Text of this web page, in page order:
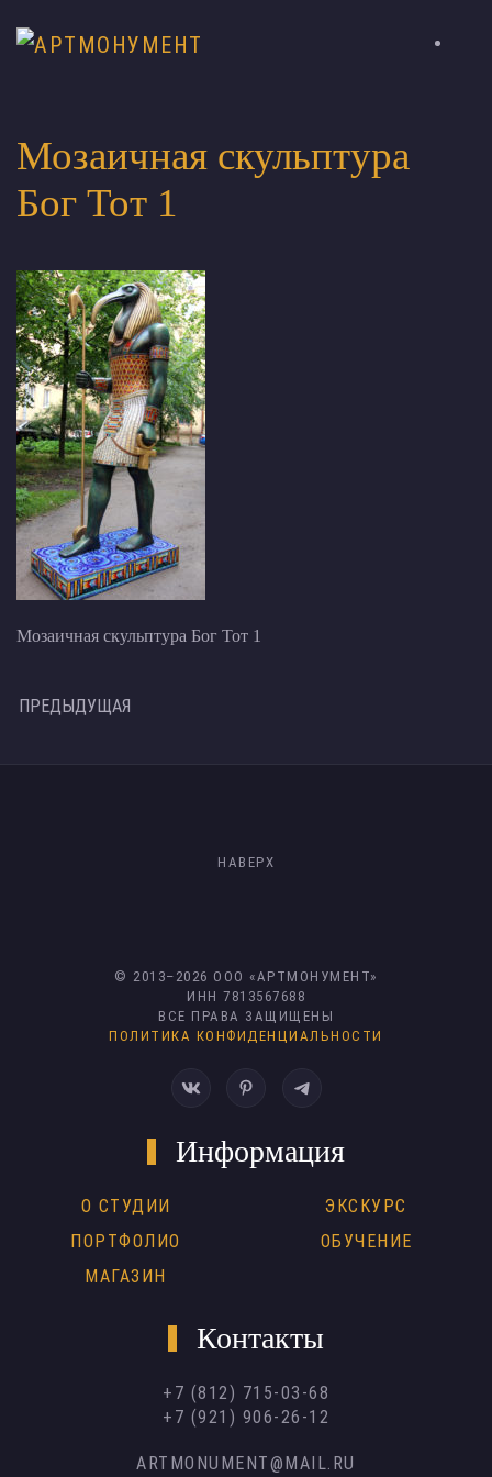
Мозаичная скульптура
Бог Тот 1
Мозаичная скульптура Бог Тот 1
ПРЕДЫДУЩАЯ
НАВЕРХ
© 2013– 2026 ООО «АРТМОНУМЕНТ»
ИНН 7813567688
ВСЕ ПРАВА ЗАЩИЩЕНЫ
ПОЛИТИКА КОНФИДЕНЦИАЛЬНОСТИ
Информация
О СТУДИИ
ПОРТФОЛИО
МАГАЗИН
ЭКСКУРС
ОБУЧЕНИЕ
Контакты
+7 (812) 715-03-68
+7 (921) 906-26-12
ARTMONUMENT@MAIL.RU